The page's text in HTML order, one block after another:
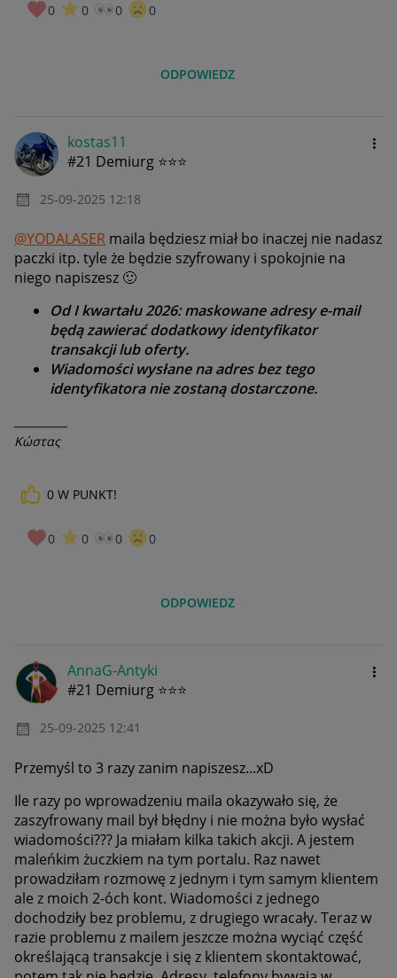
0 0 0 0
ODPOWIEDZ
kostas11
#21 Demiurg ⭐⭐⭐
‎25-09-2025 12:18
@YODALASER maila będziesz miał bo inaczej nie nadasz
paczki itp. tyle że będzie szyfrowany i spokojnie na
niego napiszesz 🙂
Od I kwartału 2026: maskowane adresy e-mail
będą zawierać dodatkowy identyfikator
transakcji lub oferty.
Wiadomości wysłane na adres bez tego
identyfikatora nie zostaną dostarczone.
Κώστας
0 W PUNKT!
0 0 0 0
ODPOWIEDZ
AnnaG-Antyki
#21 Demiurg ⭐⭐⭐
‎25-09-2025 12:41
Przemyśl to 3 razy zanim napiszesz...xD
Ile razy po wprowadzeniu maila okazywało się, że
zaszyfrowany mail był błędny i nie można było wysłać
wiadomości??? Ja miałam kilka takich akcji. A jestem
maleńkim żuczkiem na tym portalu. Raz nawet
prowadziłam rozmowę z jednym i tym samym klientem
ale z moich 2-óch kont. Wiadomości z jednego
dochodziły bez problemu, z drugiego wracały. Teraz w
razie problemu z mailem jeszcze można wyciąć część
określającą transakcje i się z klientem skontaktować,